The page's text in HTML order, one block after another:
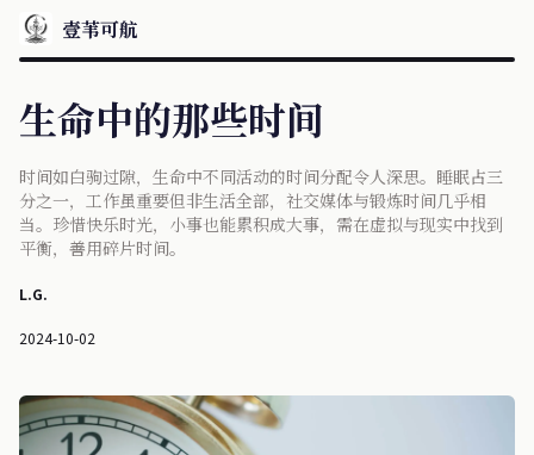
壹苇可航
生命中的那些时间
时间如白驹过隙，生命中不同活动的时间分配令人深思。睡眠占三
分之一，工作虽重要但非生活全部，社交媒体与锻炼时间几乎相
当。珍惜快乐时光，小事也能累积成大事，需在虚拟与现实中找到
平衡，善用碎片时间。
L.G.
2024-10-02